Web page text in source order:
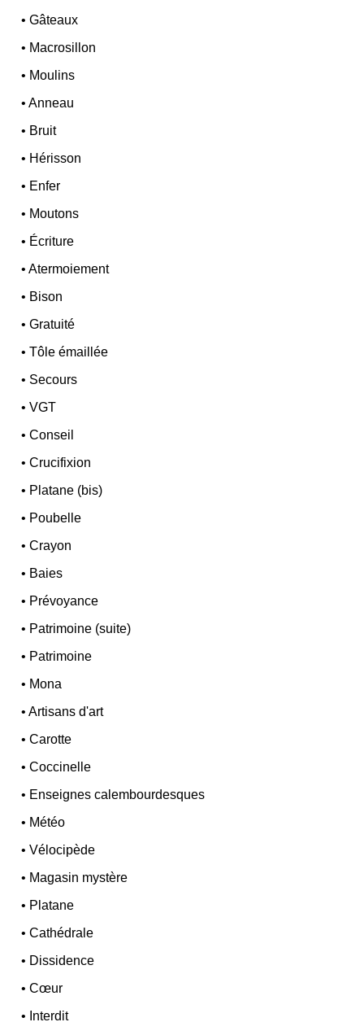
•Gâteaux
• Macrosillon
• Moulins
•Anneau
• Bruit
• Hérisson
• Enfer
• Moutons
• Écriture
•Atermoiement
• Bison
•Gratuité
•Tôle émaillée
• Secours
•VGT
•Conseil
•Crucifixion
• Platane (bis)
• Poubelle
•Crayon
• Baies
• Prévoyance
• Patrimoine (suite)
• Patrimoine
• Mona
•Artisans d'art
•Carotte
•Coccinelle
• Enseignes calembourdesques
• Météo
•Vélocipède
• Magasin mystère
• Platane
•Cathédrale
• Dissidence
•Cœur
• Interdit